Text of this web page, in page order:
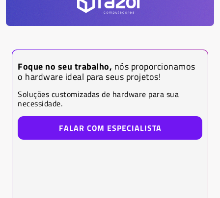
Foque no seu trabalho, nós proporcionamos
o hardware ideal para seus projetos!
Soluções customizadas de hardware para sua
necessidade.
FALAR COM ESPECIALISTA